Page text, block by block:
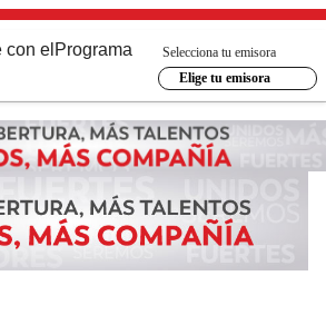
con el Programa
Selecciona tu emisora
Elige tu emisora